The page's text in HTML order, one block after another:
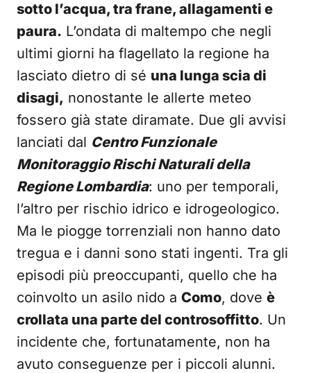
sotto l’acqua, tra frane, allagamenti e
paura. L’ondata di maltempo che negli
ultimi giorni ha flagellato la regione ha
lasciato dietro di sé una lunga scia di
disagi, nonostante le allerte meteo
fossero già state diramate. Due gli avvisi
lanciati dal Centro Funzionale
Monitoraggio Rischi Naturali della
Regione Lombardia: uno per temporali,
l’altro per rischio idrico e idrogeologico.
Ma le piogge torrenziali non hanno dato
tregua e i danni sono stati ingenti. Tra gli
episodi più preoccupanti, quello che ha
coinvolto un asilo nido a Como, dove è
crollata una parte del controsoffitto. Un
incidente che, fortunatamente, non ha
avuto conseguenze per i piccoli alunni.